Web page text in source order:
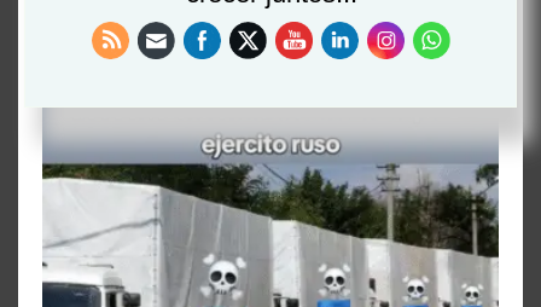
eternamente juvenil,…